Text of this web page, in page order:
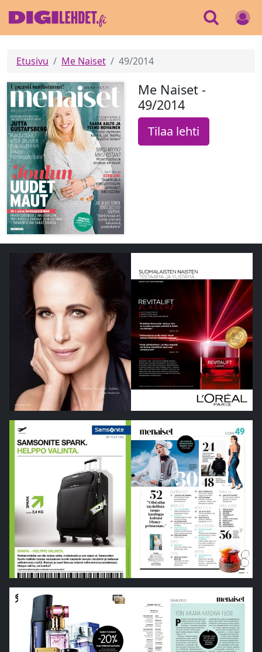
Etusivu Me Naiset 49/2014
Me Naiset -
49/2014
Tilaa lehti